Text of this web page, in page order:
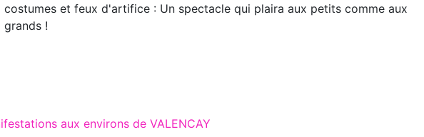
costumes et feux d'artifice : Un spectacle qui plaira aux petits comme aux
grands !
aux environs de VALENCAY